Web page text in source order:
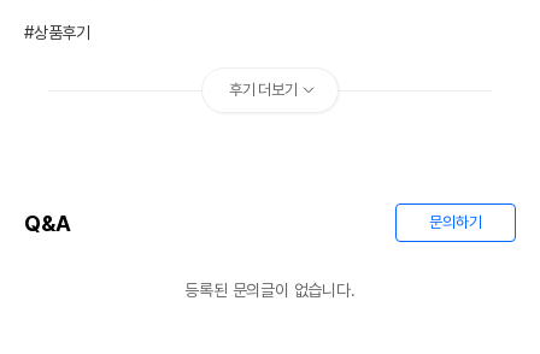
#상품후기
후기 더보기
Q&A 문의하기
등록된 문의글이 없습니다.